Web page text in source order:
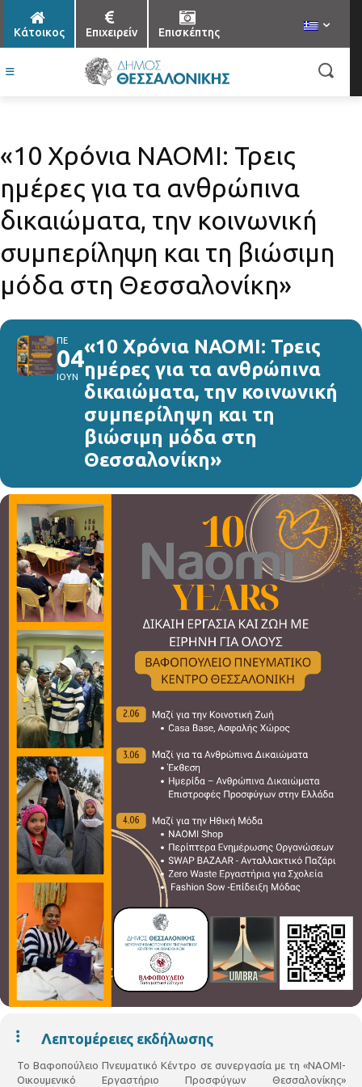
Κάτοικος Επιχειρείν Επισκέπτης
«10 Χρόνια NAOMI: Τρεις
ημέρες για τα ανθρώπινα
δικαιώματα, την κοινωνική
συμπερίληψη και τη βιώσιμη
μόδα στη Θεσσαλονίκη»
ΠΕ
04
ΙΟΥΝ
«10 Χρόνια NAOMI: Τρεις
ημέρες για τα ανθρώπινα
δικαιώματα, την κοινωνική
συμπερίληψη και τη
βιώσιμη μόδα στη
Θεσσαλονίκη»
Λεπτομέρειες εκδήλωσης
Το Βαφοπούλειο Πνευματικό Κέντρο σε συνεργασία με τη «ΝΑΟΜΙ-
Οικουμενικό Εργαστήριο Προσφύγων Θεσσαλονίκης»